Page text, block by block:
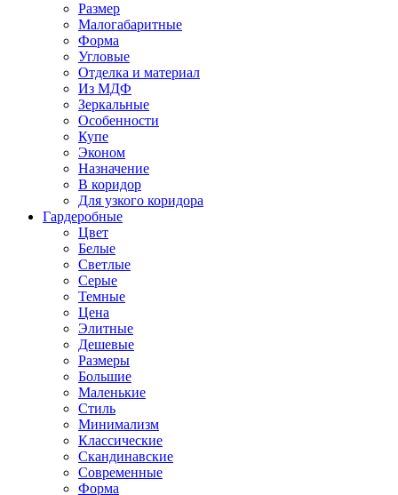
Размер
Малогабаритные
Форма
Угловые
Отделка и материал
Из МДФ
Зеркальные
Особенности
Купе
Эконом
Назначение
В коридор
Для узкого коридора
Гардеробные
Цвет
Белые
Светлые
Серые
Темные
Цена
Элитные
Дешевые
Размеры
Большие
Маленькие
Стиль
Минимализм
Классические
Скандинавские
Современные
Форма